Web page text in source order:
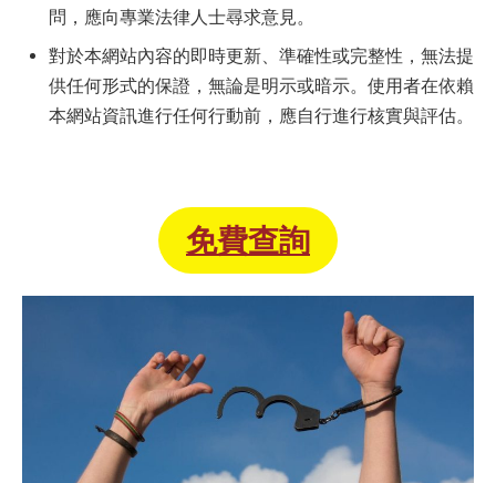
問，應向專業法律人士尋求意見。
對於本網站內容的即時更新、準確性或完整性，無法提
供任何形式的保證，無論是明示或暗示。使用者在依賴
本網站資訊進行任何行動前，應自行進行核實與評估。
免費查詢